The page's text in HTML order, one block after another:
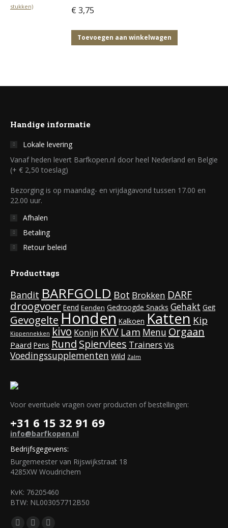
op
de
€ 3,75
Toevoegen aan winkelwagen
Handige informatie
Lokale levering
Vanaf heden levert Barfkopen.nl door heel Nederland en Belgie
(+ € 2,50 toeslag)
Bezorging is op maandag- en vrijdagavond tussen 17.00 en
22.00 uur.
Afhalen
Betaling
Retour beleid
Producttags
Bandit BARFGOLD Bot Brokken DARF
droogvoer Eend Eenden Gedroogde Snacks Gehakt Geit
GevogelteHonden Kalkoen Katten Kip
Kippennekken kivo Konijn KVV Lam Menu Orgaan
Paard Pens Rund Spiervlees Trainers Vis
Voedingssupplementen Wild Zalm
Voor eventuele vragen over producten of bestellingen:
+31 6 15 32 91 69
info@barfkopen.nl
Bedrijfsgegevens:
Burgemeester van Rijswijkstraat 18
4285XW Woudrichem
KvK: 76205460
BTW: NL003057712B50
Vind ons op: